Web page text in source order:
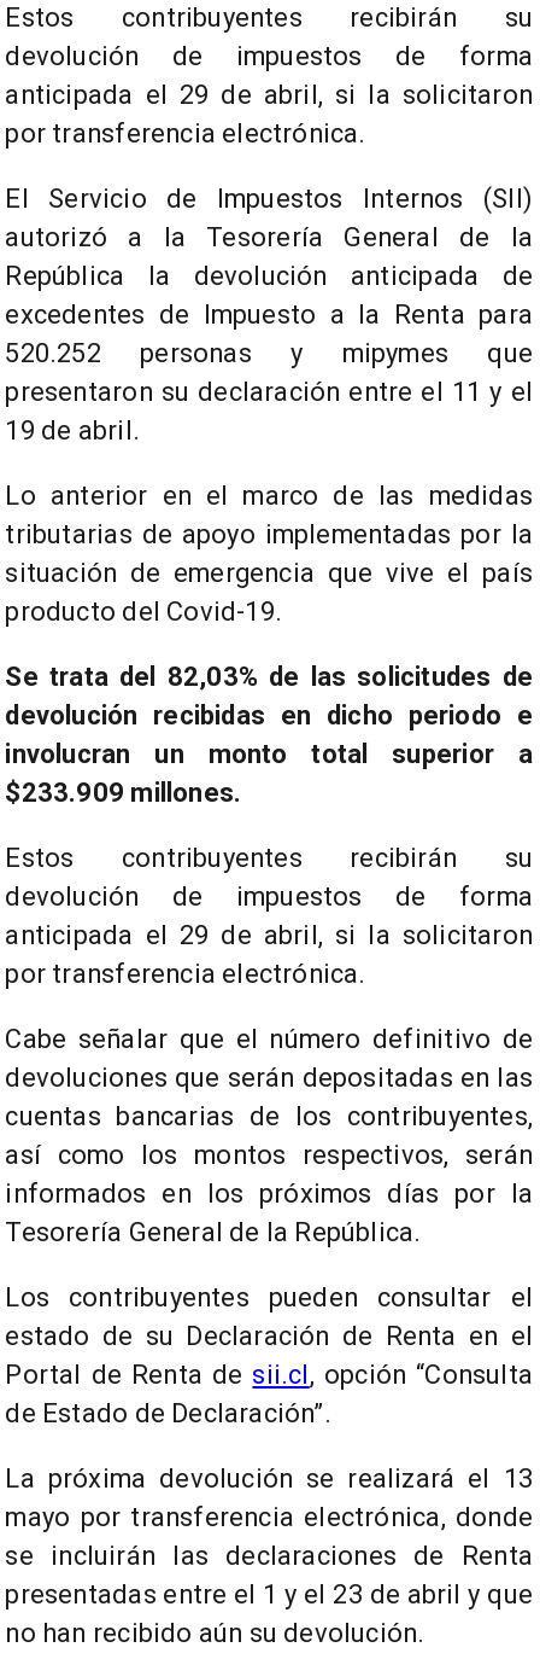
Estos contribuyentes recibirán su
devolución de impuestos de forma
anticipada el 29 de abril, si la solicitaron
por transferencia electrónica.
El Servicio de Impuestos Internos (SII)
autorizó a la Tesorería General de la
República la devolución anticipada de
excedentes de Impuesto a la Renta para
520.252 personas y mipymes que
presentaron su declaración entre el 11 y el
19 de abril.
Lo anterior en el marco de las medidas
tributarias de apoyo implementadas por la
situación de emergencia que vive el país
producto del Covid-19.
Se trata del 82,03% de las solicitudes de
devolución recibidas en dicho periodo e
involucran un monto total superior a
$233.909 millones.
Estos contribuyentes recibirán su
devolución de impuestos de forma
anticipada el 29 de abril, si la solicitaron
por transferencia electrónica.
Cabe señalar que el número definitivo de
devoluciones que serán depositadas en las
cuentas bancarias de los contribuyentes,
así como los montos respectivos, serán
informados en los próximos días por la
Tesorería General de la República.
Los contribuyentes pueden consultar el
estado de su Declaración de Renta en el
Portal de Renta de sii.cl, opción “Consulta
de Estado de Declaración”.
La próxima devolución se realizará el 13
mayo por transferencia electrónica, donde
se incluirán las declaraciones de Renta
presentadas entre el 1 y el 23 de abril y que
no han recibido aún su devolución.